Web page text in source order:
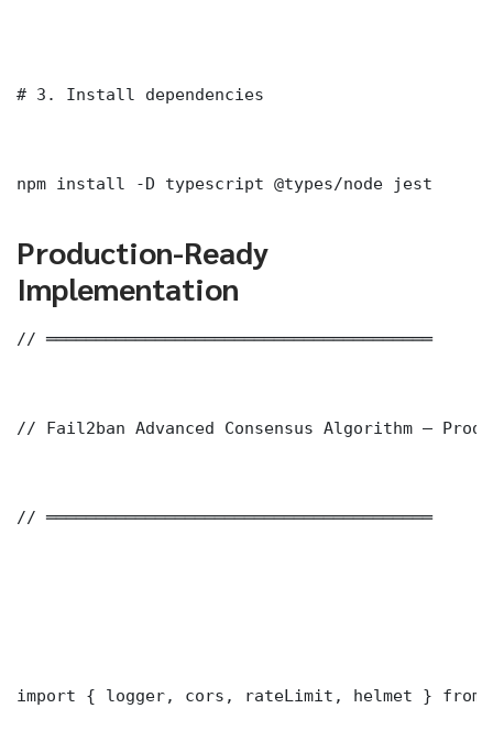
# 3. Install dependencies
npm install -D typescript @types/node jest
Production-Ready
Implementation
// ═══════════════════════════════════════
// Fail2ban Advanced Consensus Algorithm —
// ═══════════════════════════════════════
import { logger, cors, rateLimit, helmet } from